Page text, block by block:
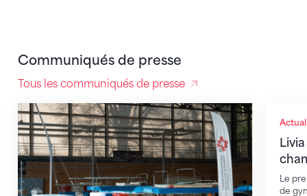
Communiqués de presse
Tous les communiqués de presse
Les cadres nationaux 2024 sont formés
Le
de